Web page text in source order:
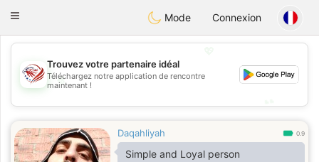
StatesDating
Toggle
Mode Connexion
💖
💕
Trouvez votre partenaire idéal
Téléchargez notre application de rencontre
maintenant !
Daqahliyah 0.9
Simple and Loyal person